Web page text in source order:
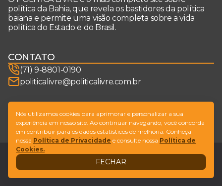
política da Bahia, que revela os bastidores da política
baiana e permite uma visão completa sobre a vida
política do Estado e do Brasil.
CONTATO
(71) 9-8801-0190
politicalivre@politicalivre.com.br
SIGA-NOS
© Copyright Política Livre. All Rights Reserved
Design by NVGO
LegalFale conosco
Nós utilizamos cookies para aprimorar e personalizar a sua
experiência em nosso site. Ao continuar navegando, você concorda
em contribuir para os dados estatísticos de melhoria. Conheça
nossa Política de Privacidade e consulte nossa Política de
Cookies.
FECHAR